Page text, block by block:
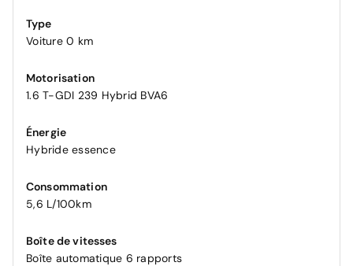
Type
Voiture 0 km
Motorisation
1.6 T-GDI 239 Hybrid BVA6
Énergie
Hybride essence
Consommation
5,6 L/100km
Boîte de vitesses
Boîte automatique 6 rapports